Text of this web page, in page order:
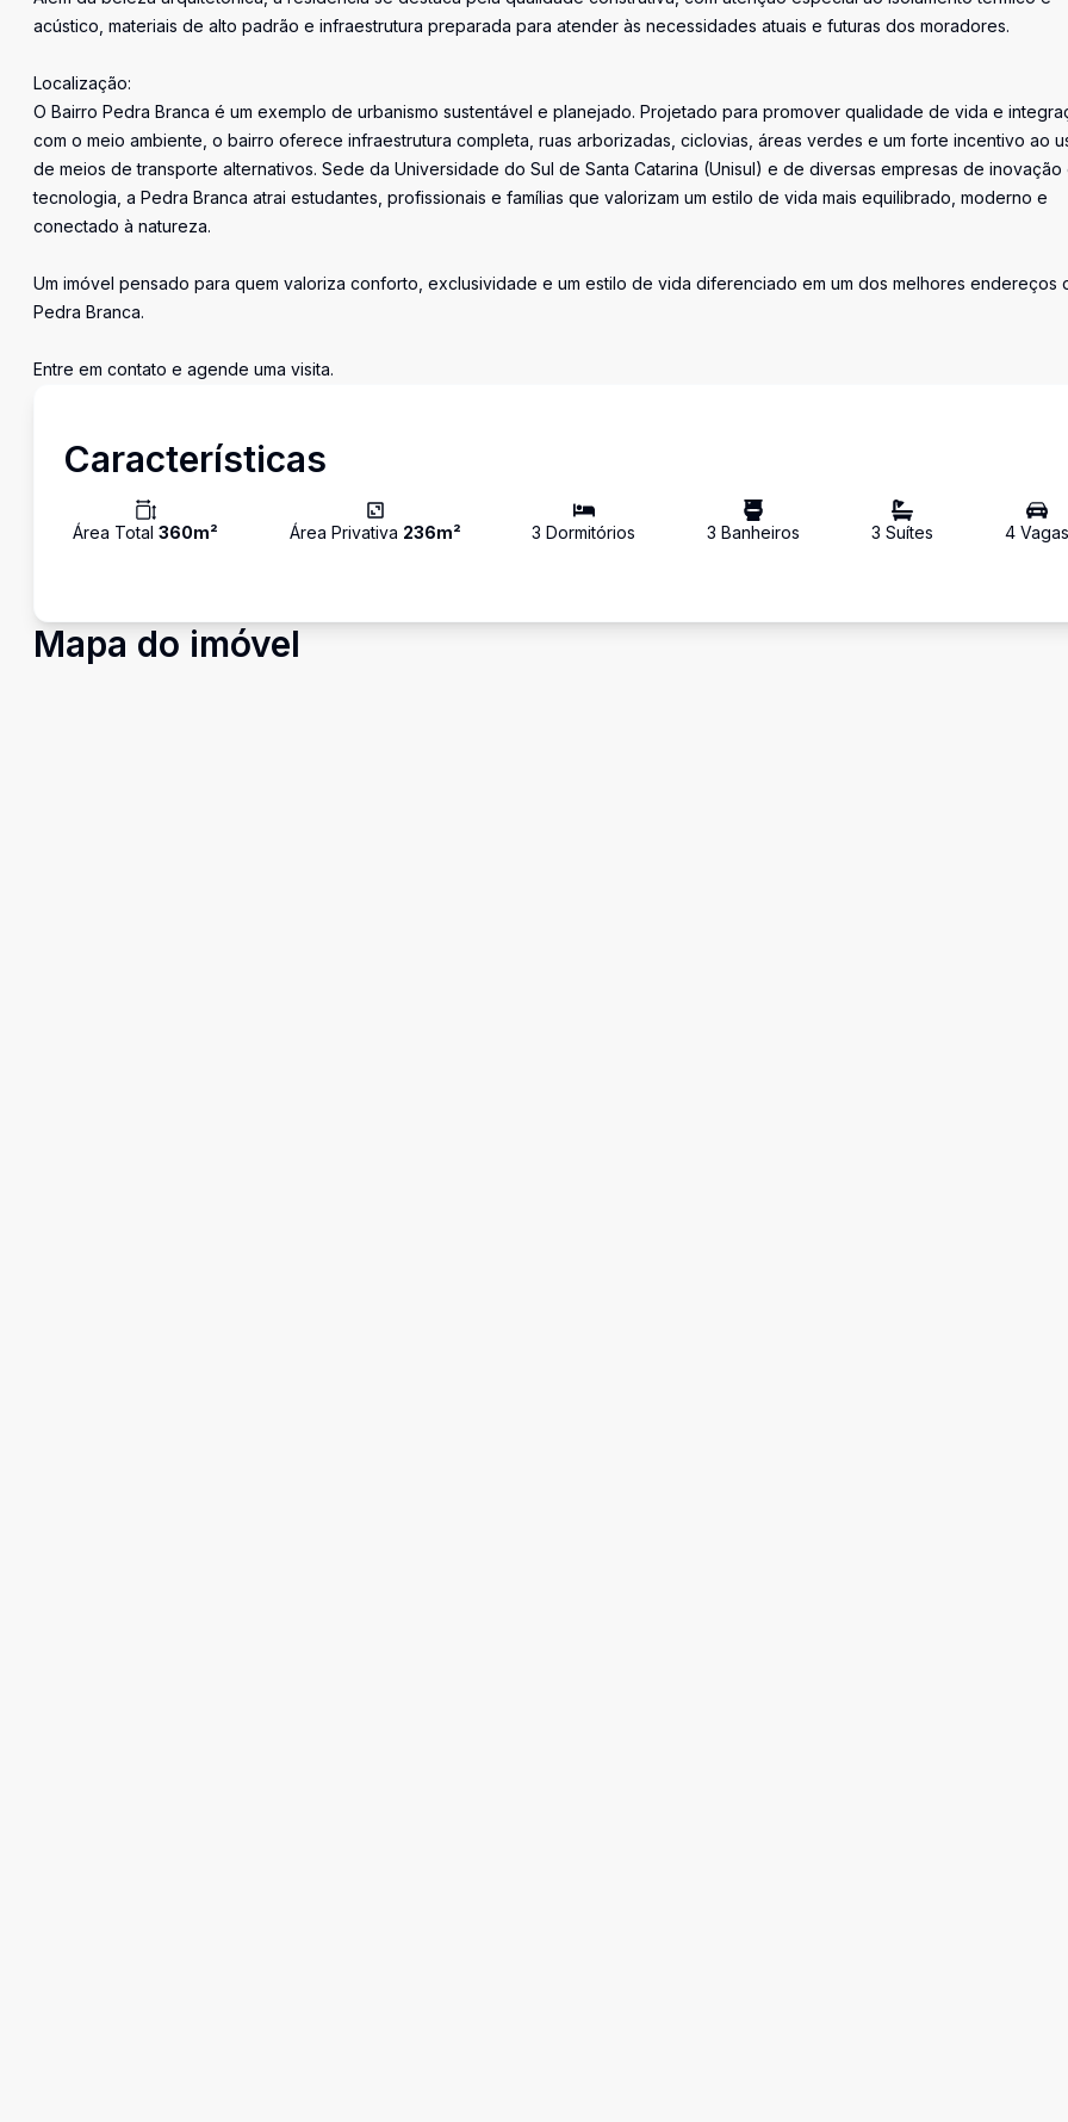
acústico, materiais de alto padrão e infraestrutura preparada para atender às necessidades atuais e futuras dos moradores.
Localização:
O Bairro Pedra Branca é um exemplo de urbanismo sustentável e planejado. Projetado para promover qualidade de vida e
com o meio ambiente, o bairro oferece infraestrutura completa, ruas arborizadas, ciclovias, áreas verdes e um forte incentivo ao
de meios de transporte alternativos. Sede da Universidade do Sul de Santa Catarina (Unisul) e de diversas empresas de inovação
tecnologia, a Pedra Branca atrai estudantes, profissionais e famílias que valorizam um estilo de vida mais equilibrado, moderno e
conectado à natureza.
Um imóvel pensado para quem valoriza conforto, exclusividade e um estilo de vida diferenciado em um dos melhores endereços
Pedra Branca.
Entre em contato e agende uma visita.
Características
Área Total 360m² Área Privativa 236m² 3 Dormitórios 3 Banheiros 3 Suítes 4Vagas
Mapa do imóvel